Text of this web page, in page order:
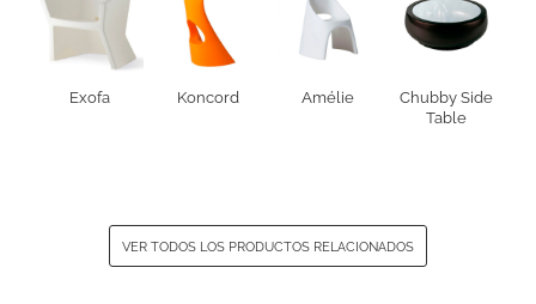
Exofa Koncord Amélie
Chubby Side
Table
VER TODOS LOS PRODUCTOS RELACIONADOS